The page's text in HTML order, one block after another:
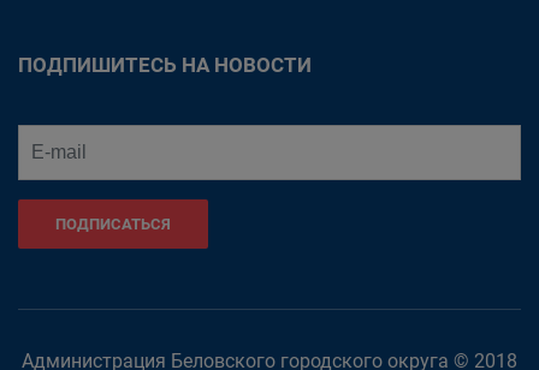
ПОДПИШИТЕСЬ НА НОВОСТИ
ПОДПИСАТЬСЯ
Администрация Беловского городского округа © 2018